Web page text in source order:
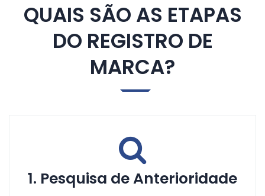
QUAIS SÃO AS ETAPAS
DO REGISTRO DE
MARCA?
1. Pesquisa de Anterioridade